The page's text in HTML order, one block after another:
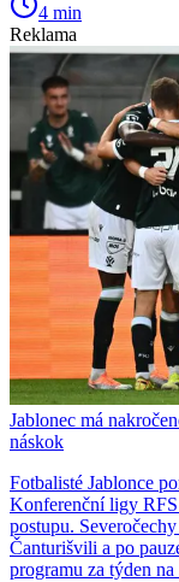
4 min
Reklama
Jablonec má
náskok
Fotbalisté Jablonce
Konferenční ligy
postupu.
Čanturišvili a po
programu za týden